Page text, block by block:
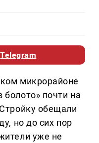
Telegram
микрорайоне
почти на
обещали
но до сих пор
уже не